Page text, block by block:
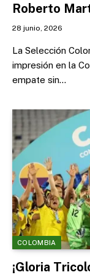
Roberto
28 junio, 2026
La Selección
impresión en la
empate sin…
COLOMBIA
¡Gloria